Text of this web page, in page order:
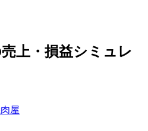
上・損益シミュレ
屋